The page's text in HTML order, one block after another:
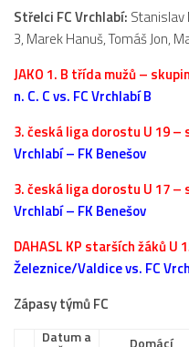
2023/24
St. dorost
Zápasy SD 2026/27
Hráči
Realizační tým
Zápasy
Střelci FC Vrchlabí: Stanislav
3, Marek Hanuš, Tomáš Jon,
JAKO 1. B třída mužů –
n. C. C vs. FC Vrchlabí B
3. česká liga dorostu U 19 –
Vrchlabí – FK Benešov
3. česká liga dorostu U 17 –
Vrchlabí – FK Benešov
DAHASL KP starších žáků U
Železnice/Valdice vs. FC
Zápasy týmů FC
Datum a Domácí